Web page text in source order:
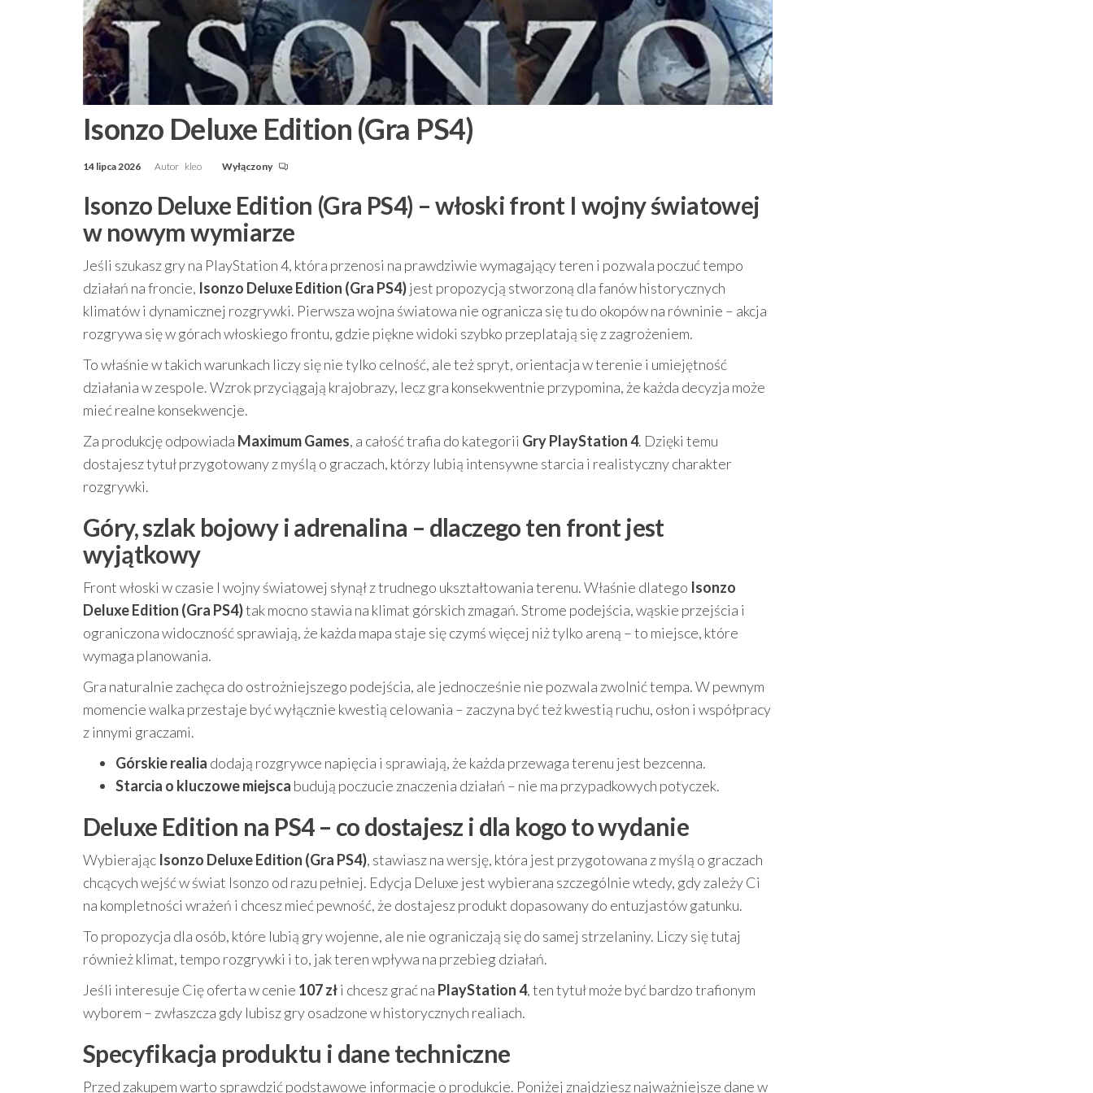
Isonzo Deluxe Edition (Gra PS4)
14 lipca 2026 Autor kleo Wyłączony
Isonzo Deluxe Edition (Gra PS4) – włoski front I wojny światowej
w nowym wymiarze
Jeśli szukasz gry na PlayStation 4, która przenosi na prawdziwie wymagający teren i pozwala poczuć tempo
działań na froncie, Isonzo Deluxe Edition (Gra PS4)jest propozycją stworzoną dla fanów historycznych
klimatów i dynamicznej rozgrywki. Pierwsza wojna światowa nie ogranicza się tu do okopów na równinie – akcja
rozgrywa się w górach włoskiego frontu, gdzie piękne widoki szybko przeplatają się z zagrożeniem.
To właśnie w takich warunkach liczy się nie tylko celność, ale też spryt, orientacja w terenie i umiejętność
działania w zespole. Wzrok przyciągają krajobrazy, lecz gra konsekwentnie przypomina, że każda decyzja może
mieć realne konsekwencje.
Za produkcję odpowiada Maximum Games, a całość trafia do kategorii Gry PlayStation 4. Dzięki temu
dostajesz tytuł przygotowany z myślą o graczach, którzy lubią intensywne starcia i realistyczny charakter
rozgrywki.
Góry, szlak bojowy i adrenalina – dlaczego ten front jest
wyjątkowy
Front włoski w czasie I wojny światowej słynął z trudnego ukształtowania terenu. Właśnie dlatego Isonzo
Deluxe Edition (Gra PS4)tak mocno stawia na klimat górskich zmagań. Strome podejścia, wąskie przejścia i
ograniczona widoczność sprawiają, że każda mapa staje się czymś więcej niż tylko areną – to miejsce, które
wymaga planowania.
Gra naturalnie zachęca do ostrożniejszego podejścia, ale jednocześnie nie pozwala zwolnić tempa. W pewnym
momencie walka przestaje być wyłącznie kwestią celowania – zaczyna być też kwestią ruchu, osłon i współpracy
z innymi graczami.
Górskie realia dodają rozgrywce napięcia i sprawiają, że każda przewaga terenu jest bezcenna.
Starcia o kluczowe miejsca budują poczucie znaczenia działań – nie ma przypadkowych potyczek.
Deluxe Edition na PS4 – co dostajesz i dla kogo to wydanie
Wybierając Isonzo Deluxe Edition (Gra PS4), stawiasz na wersję, która jest przygotowana z myślą o graczach
chcących wejść w świat Isonzo od razu pełniej. Edycja Deluxe jest wybierana szczególnie wtedy, gdy zależy Ci
na kompletności wrażeń i chcesz mieć pewność, że dostajesz produkt dopasowany do entuzjastów gatunku.
To propozycja dla osób, które lubią gry wojenne, ale nie ograniczają się do samej strzelaniny. Liczy się tutaj
również klimat, tempo rozgrywki i to, jak teren wpływa na przebieg działań.
Jeśli interesuje Cię oferta w cenie 107 złi chcesz grać na PlayStation 4, ten tytuł może być bardzo trafionym
wyborem – zwłaszcza gdy lubisz gry osadzone w historycznych realiach.
Specyfikacja produktu i dane techniczne
Przed zakupem warto sprawdzić podstawowe informacje o produkcie. Poniżej znajdziesz najważniejsze dane w